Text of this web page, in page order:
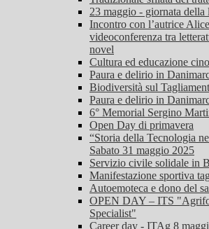
23 maggio - giornata della
Incontro con l’autrice
videoconferenza tra
novel
Cultura ed educazione
Paura e delirio in
Biodiversità sul
Paura e delirio in
6° Memorial Sergino
Open Day di primavera
“Storia della Tecnologia
Sabato 31 maggio 2025
Servizio civile solidale in
Manifestazione sportiva
Autoemoteca e dono del
OPEN DAY – ITS
Specialist"
Career day - ITAg 8